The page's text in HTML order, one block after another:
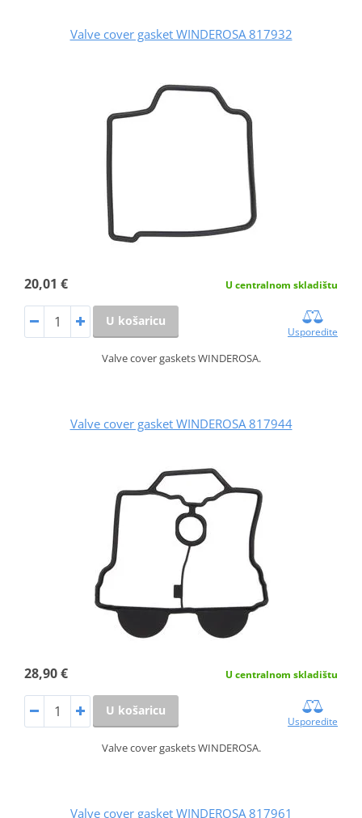
Valve cover gasket WINDEROSA 817932
20,01 € U centralnom skladištu
U košaricu
Usporedite
Valve cover gaskets WINDEROSA.
Valve cover gasket WINDEROSA 817944
28,90 € U centralnom skladištu
U košaricu
Usporedite
Valve cover gaskets WINDEROSA.
Valve cover gasket WINDEROSA 817961